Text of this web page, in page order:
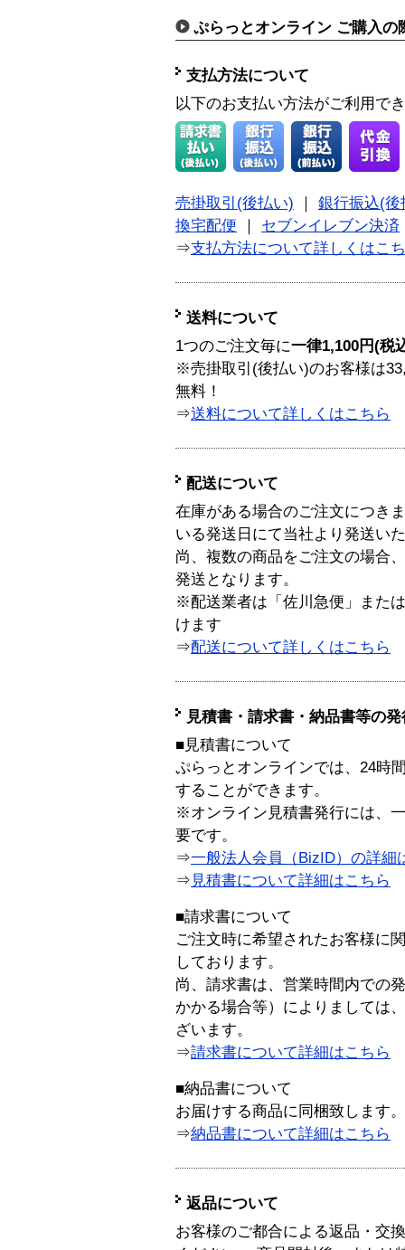
ぷらっとオンライン ご購入の
支払方法について
以下のお支払い方法がご利用で
売掛取引(後払い)
銀行振込(後
換宅配便
セブンイレブン決済
⇒支払方法について詳しくはこ
送料について
1つのご注文毎に一律1,100円(税
※売掛取引(後払い)のお客様は
無料！
⇒送料について詳しくはこちら
配送について
在庫がある場合のご注文につき
いる発送日にて当社より発送い
尚、複数の商品をご注文の場合
発送となります。
※配送業者は「佐川急便」また
けます
⇒配送について詳しくはこちら
見積書・請求書・納品書等の
■見積書について
ぷらっとオンラインでは、24時
することができます。
※オンライン見積書発行には、
要です。
⇒一般法人会員（BizID）の詳細
⇒ 見積書について詳細はこちら
■請求書について
ご注文時に希望されたお客様に
しております。
尚、請求書は、営業時間内での
かかる場合等）によりましては
ざいます。
⇒請求書について詳細はこちら
■納品書について
お届けする商品に同梱致します。
⇒納品書について詳細はこちら
返品について
お客様のご都合による返品・交